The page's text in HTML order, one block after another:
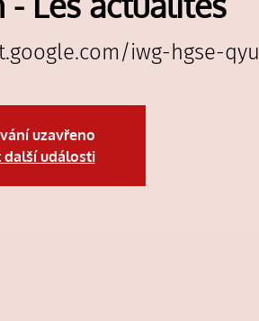
iwg-hgse-qyu
uzavřeno
další události